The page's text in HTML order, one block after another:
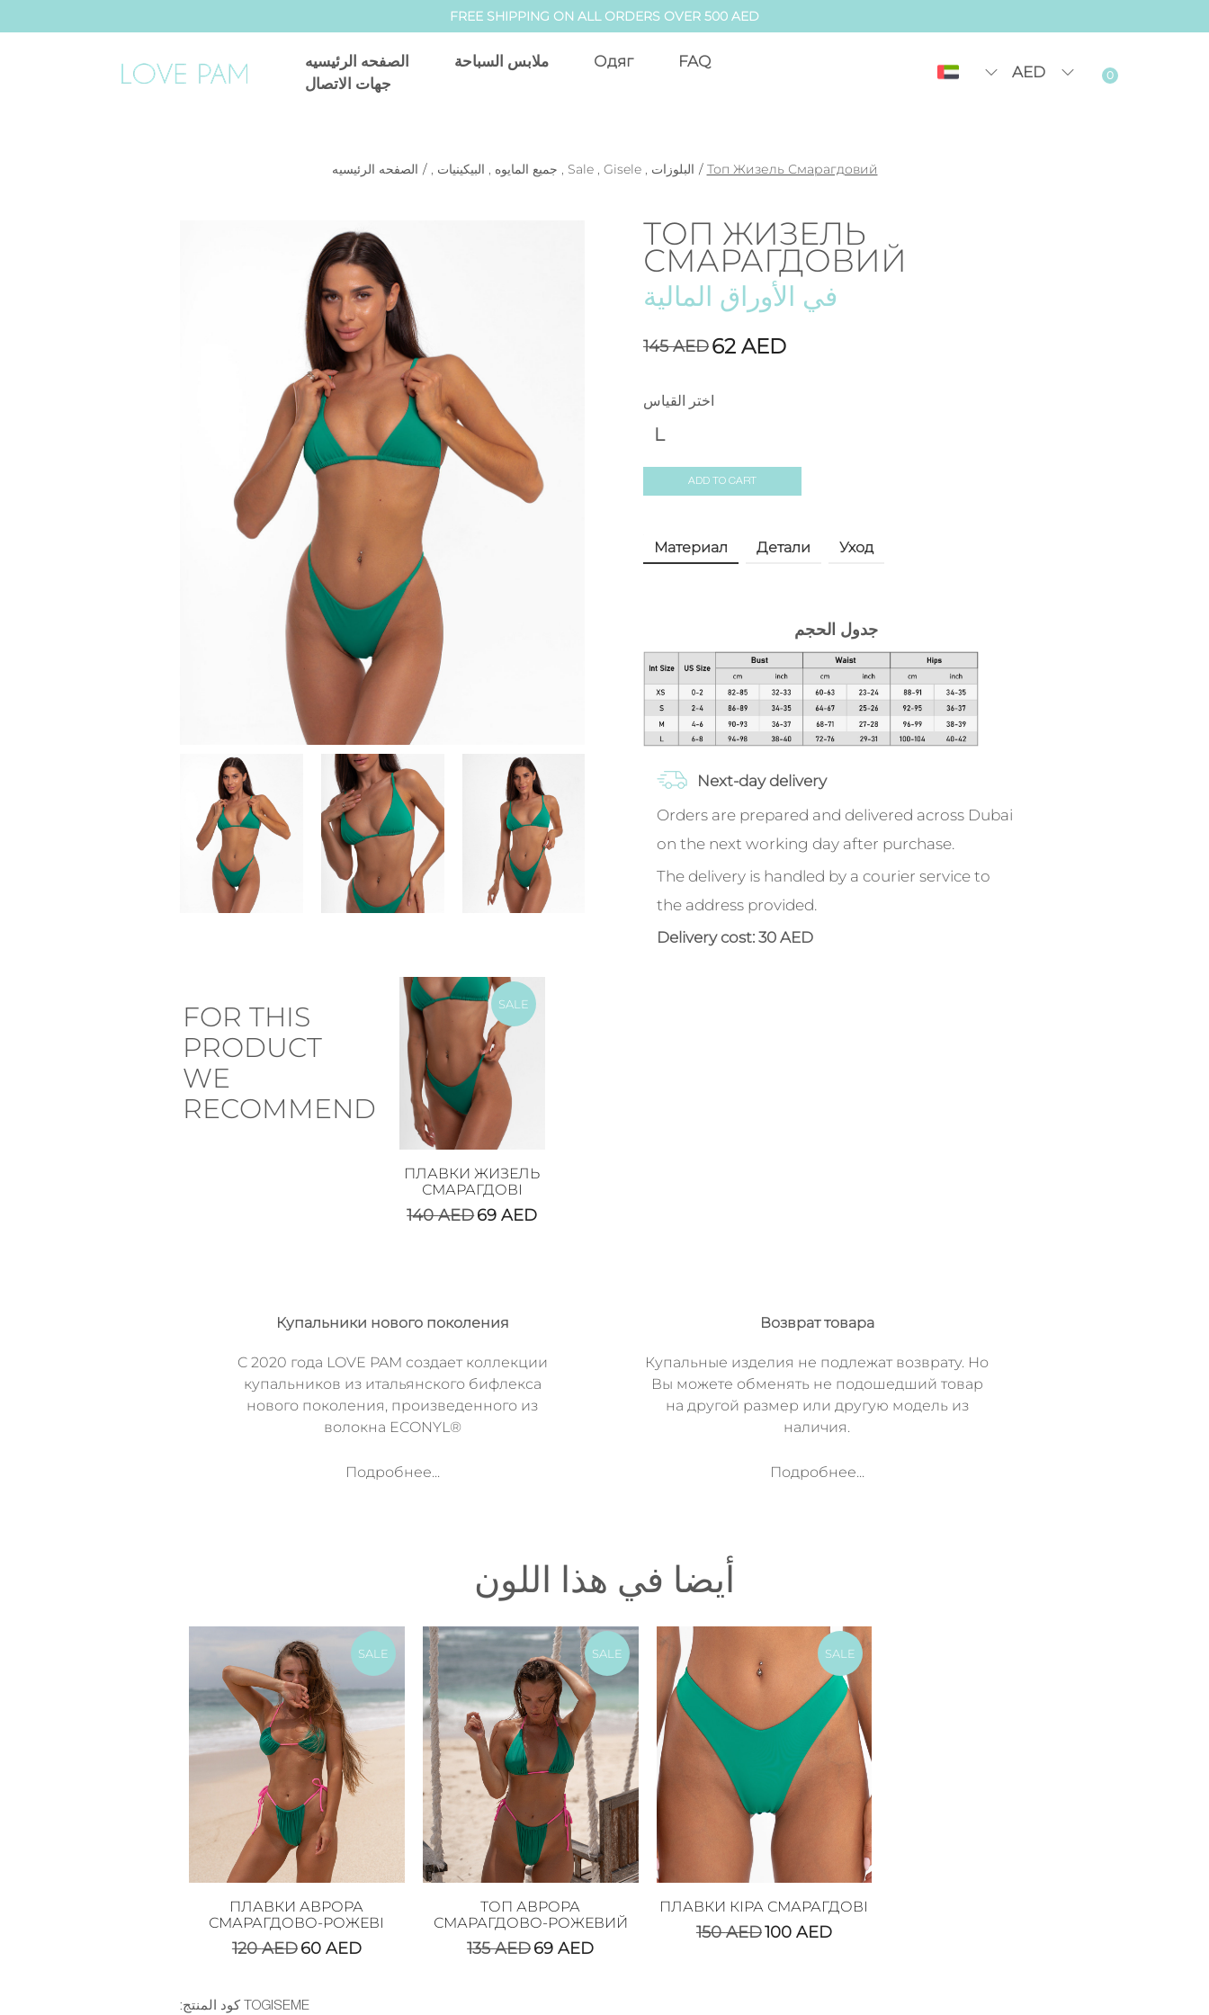
FREE SHIPPING ON ALL ORDERS OVER 500 AED
الصفحه الرئيسيه ملابس السباحة Одяг
FAQ
جهات الاتصال
AED 0
الصفحه الرئيسيه / , جميع المايوه , البيكينيات , Sale, Gisele, البلوزات / Топ Жизель Смарагдовий
ТОП ЖИЗЕЛЬ
СМАРАГДОВИЙ
في الأوراق المالية
145AED62 AED
اختر القياس
L
ADD TO CART
Материал Детали Уход
جدول الحجم
Next-day delivery
Orders are prepared and delivered across Dubai
on the next working day after purchase.
The delivery is handled by a courier service to
the address provided.
Delivery cost: 30 AED
FOR THIS
PRODUCT
WE
RECOMMEND
SALE
ПЛАВКИ ЖИЗЕЛЬ
СМАРАГДОВІ
140AED69AED
Купальники нового поколения
C 2020 года LOVE PAM создает коллекции
купальников из итальянского бифлекса
нового поколения, произведенного из
волокна ECONYL®
Подробнее...
Возврат товара
Купальные изделия не подлежат возврату. Но
Вы можете обменять не подошедший товар
на другой размер или другую модель из
наличия.
Подробнее...
أيضا في هذا اللون
SALE
ПЛАВКИ АВРОРА
СМАРАГДОВО-РОЖЕВІ
120AED60 AED
SALE
ТОП АВРОРА
СМАРАГДОВО-РОЖЕВИЙ
135AED69AED
SALE
ПЛАВКИ КІРА СМАРАГДОВІ
150AED100 AED
TOGISEME